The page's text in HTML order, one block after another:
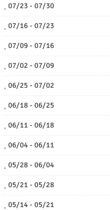
07/23 - 07/30
07/16 - 07/23
07/09 - 07/16
07/02 - 07/09
06/25 - 07/02
06/18 - 06/25
06/11 - 06/18
06/04 - 06/11
05/28 - 06/04
05/21 - 05/28
05/14 - 05/21